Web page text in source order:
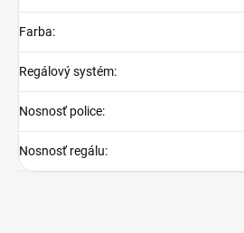
Farba:
Regálový systém:
Nosnosť police:
Nosnosť regálu: